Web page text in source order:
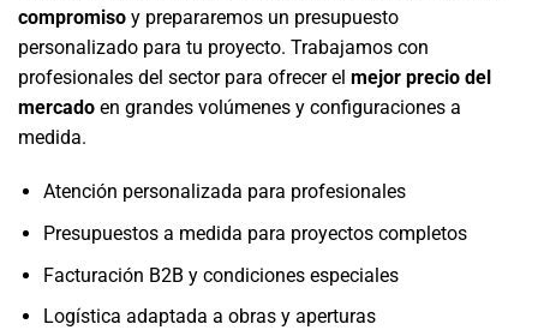
compromiso y prepararemos un presupuesto
personalizado para tu proyecto. Trabajamos con
profesionales del sector para ofrecer el mejor precio del
mercado en grandes volúmenes y configuraciones a
medida.
Atención personalizada para profesionales
Presupuestos a medida para proyectos completos
Facturación B2B y condiciones especiales
Logística adaptada a obras y aperturas